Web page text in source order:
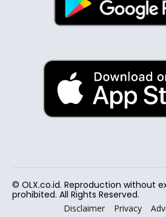
© OLX.co.id. Reproduction without
prohibited. All Rights Reserved.
Disclaimer Privacy